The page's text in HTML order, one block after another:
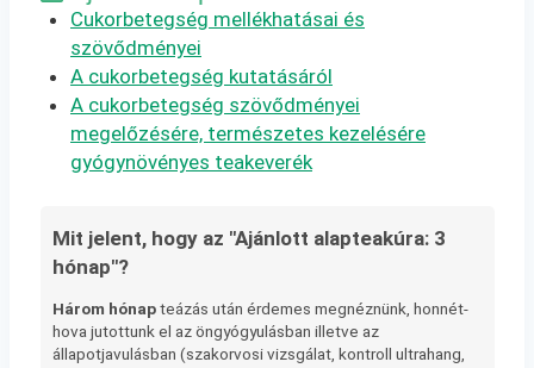
Cukorbetegség mellékhatásai és
szövődményei
A cukorbetegség kutatásáról
A cukorbetegség szövődményei
megelőzésére, természetes kezelésére
gyógynövényes teakeverék
Mit jelent, hogy az "Ajánlott alapteakúra: 3
hónap"?
Három hónapteázás után érdemes megnéznünk, honnét-
hova jutottunk el az öngyógyulásban illetve az
állapotjavulásban (szakorvosi vizsgálat, kontroll ultrahang,